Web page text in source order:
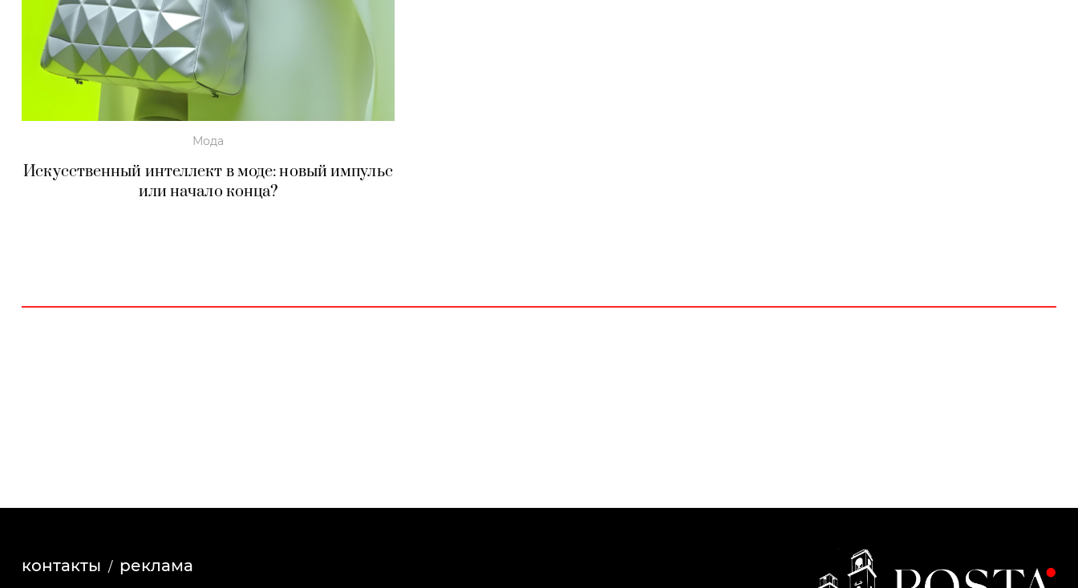
Мода
Искусственный интеллект в моде: новый импульс
или начало конца?
контакты реклама